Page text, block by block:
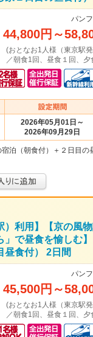
パン
44,800円 ～
(おとなお1人様（東京駅
／朝食1回、昼食１回、
2026年05月01日～
2026年09月29日
泊（朝食付）＋２日目の
利用】【京の風
で昼食を愉しむ
食付） 2日間
パン
45,500円 ～
(おとなお1人様（東京駅
／朝食1回、昼食１回、